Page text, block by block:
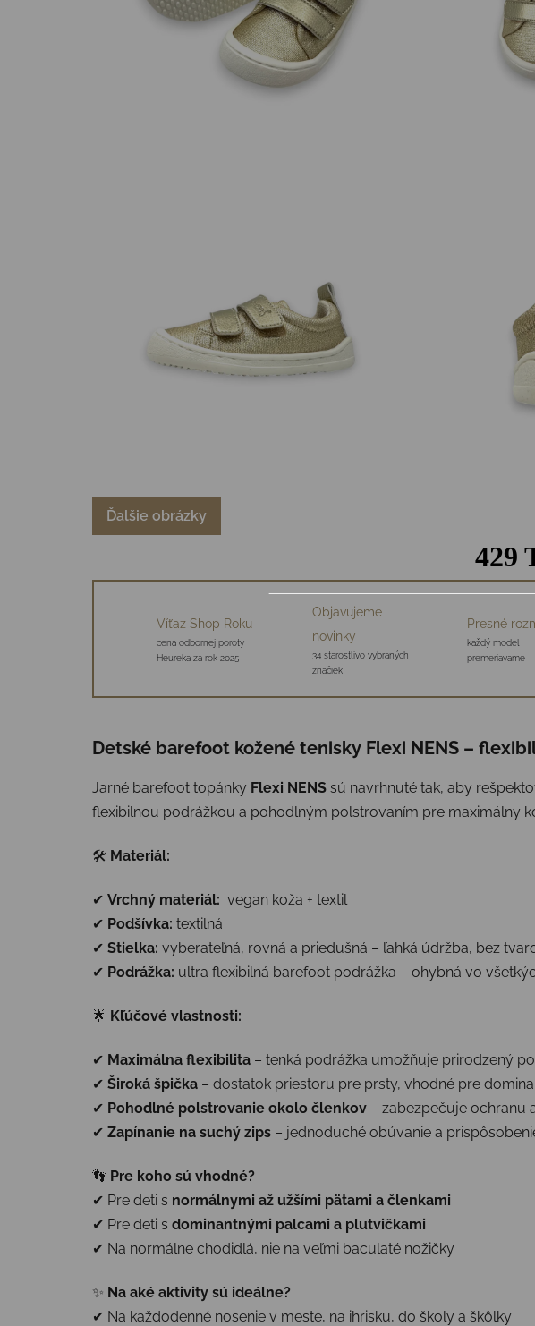
Ďalšie obrázky
Víťaz Shop Roku
cena odbornej poroty
Heureka za rok 2025
Objavujeme
novinky
34 starostlivo vybraných
značiek
Presné
každý model
premeriavame
Detské barefoot kožené tenisky Flexi NENS –
Jarné barefoot topánky Flexi NENS sú navrhnuté tak, aby
flexibilnou podrážkou a pohodlným polstrovaním pre maximálny
🛠 Materiál:
✔ Vrchný materiál: vegan koža + textil
✔ Podšívka: textilná
✔ Stielka: vyberateľná, rovná a priedušná – ľahká údržba, bez
✔ Podrážka: ultra flexibilná barefoot podrážka – ohybná vo
🌟 Kľúčové vlastnosti:
✔ Maximálna flexibilita – tenká podrážka umožňuje prirodzený
✔ Široká špička – dostatok priestoru pre prsty, vhodné pre
✔ Pohodlné polstrovanie okolo členkov – zabezpečuje ochranu
✔ Zapínanie na suchý zips – jednoduché obúvanie a
👣 Pre koho sú vhodné?
✔ Pre deti s normálnymi až užšími pätami a členkami
✔ Pre deti s dominantnými palcami a plutvičkami
✔ Na normálne chodidlá, nie na veľmi baculaté nožičky
✨ Na aké aktivity sú ideálne?
✔ Na každodenné nosenie v meste, na ihrisku, do školy a škôlky